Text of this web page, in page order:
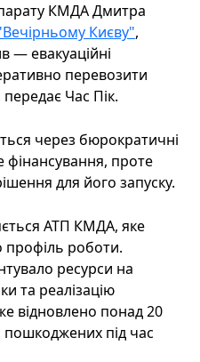
КМДА Дмитра
Києву",
— евакуаційні
перевозити
Час Пік.
через бюрократичні
проте
для його запуску.
АТП КМДА, яке
профіль роботи.
ресурси на
та реалізацію
відновлено понад 20
пошкоджених під час